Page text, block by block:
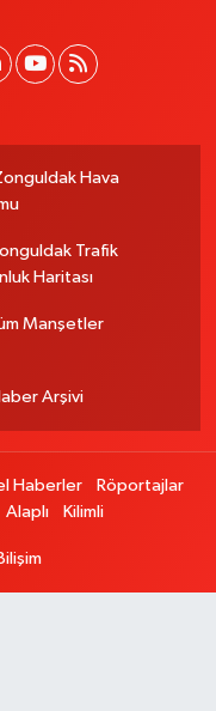
Hava
Trafik
Haritası
Manşetler
Arşivi
Haberler
Röportajlar
Alaplı Kilimli